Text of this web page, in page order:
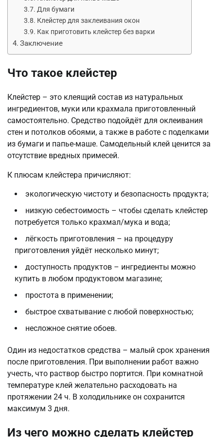
Для бумаги
Клейстер для заклеивания окон
Как приготовить клейстер без варки
Заключение
Что такое клейстер
Клейстер – это клеящий состав из натуральных
ингредиентов, муки или крахмала приготовленный
самостоятельно. Средство подойдёт для оклеивания
стен и потолков обоями, а также в работе с поделками
из бумаги и папье-маше. Самодельный клей ценится за
отсутствие вредных примесей.
К плюсам клейстера причисляют:
экологическую чистоту и безопасность продукта;
низкую себестоимость – чтобы сделать клейстер
потребуется только крахмал/мука и вода;
лёгкость приготовления – на процедуру
приготовления уйдёт несколько минут;
доступность продуктов – ингредиенты можно
купить в любом продуктовом магазине;
простота в применении;
быстрое схватывание с любой поверхностью;
несложное снятие обоев.
Один из недостатков средства – малый срок хранения
после приготовления. При выполнении работ важно
учесть, что раствор быстро портится. При комнатной
температуре клей желательно расходовать на
протяжении 24 ч. В холодильнике он сохранится
максимум 3 дня.
Из чего можно сделать клейстер